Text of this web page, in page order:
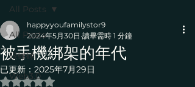
All Posts
眼碌碌
Web3.0
All Posts
被手機綁架的年代
happyyoufamilystor9
2024年5月30日 讀畢需時 1 分鐘
已更新： 2025年7月29日
評等為 NaN（最高為 5 顆星）。